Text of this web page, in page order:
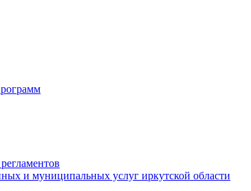
и муниципальных услуг иркутской области